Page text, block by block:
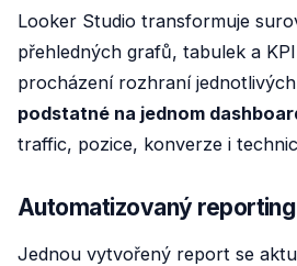
Looker Studio transformuje
přehledných grafů, tabulek a
procházení rozhraní
podstatné na jednom
traffic, pozice, konverze i
Automatizovaný reporting
Jednou vytvořený report se